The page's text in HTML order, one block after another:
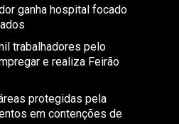
ganha hospital focado
trabalhadores pelo
e realiza Feirão
protegidas pela
em contenções de